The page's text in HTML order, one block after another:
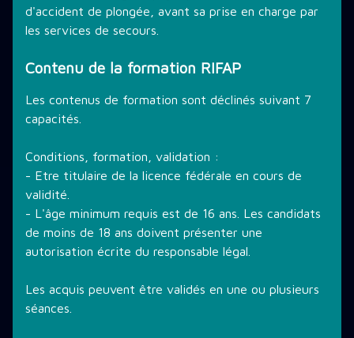
CONTACT
d'accident de plongée, avant sa prise en charge par
les services de secours.
Contenu de la formation RIFAP
Les contenus de formation sont déclinés suivant 7
capacités.
Conditions, formation, validation :
- Etre titulaire de la licence fédérale en cours de
validité.
- L'âge minimum requis est de 16 ans. Les candidats
de moins de 18 ans doivent présenter une
autorisation écrite du responsable légal.
Les acquis peuvent être validés en une ou plusieurs
séances.